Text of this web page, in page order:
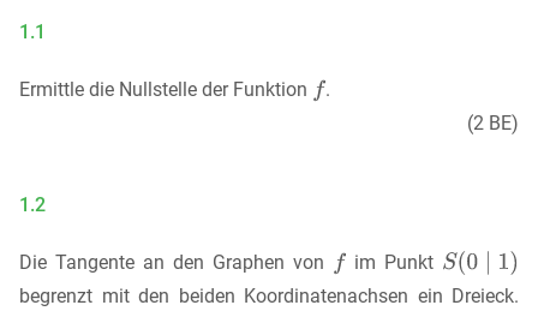
1.1
Ermittle die Nullstelle der Funktion
.
(2 BE)
1.2
Die Tangente an den Graphen von
im Punkt
begrenzt mit den beiden Koordinatenachsen ein Dreieck.